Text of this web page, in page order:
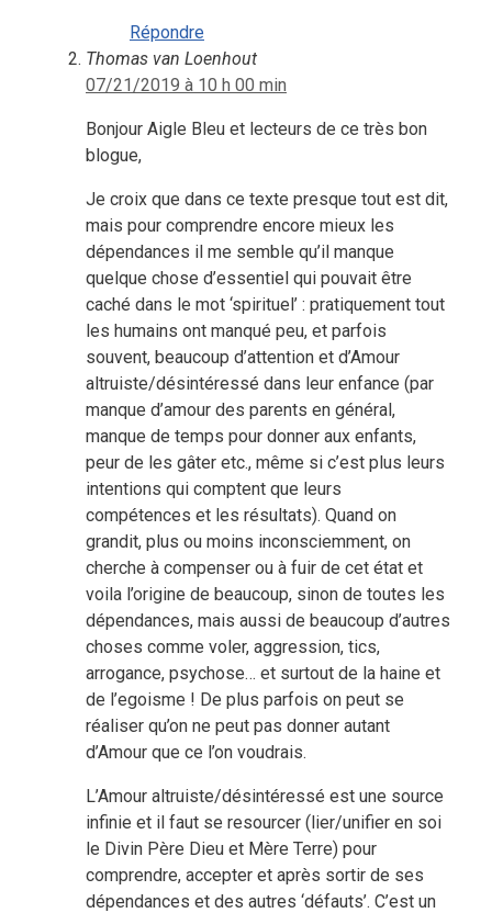
Répondre
Thomas van Loenhout
07/21/2019 à 10 h 00 min
Bonjour Aigle Bleu et lecteurs de ce très bon
blogue,
Je croix que dans ce texte presque tout est dit,
mais pour comprendre encore mieux les
dépendances il me semble qu’il manque
quelque chose d’essentiel qui pouvait être
caché dans le mot ‘spirituel’ : pratiquement tout
les humains ont manqué peu, et parfois
souvent, beaucoup d’attention et d’Amour
altruiste/désintéressé dans leur enfance (par
manque d’amour des parents en général,
manque de temps pour donner aux enfants,
peur de les gâter etc., même si c’est plus leurs
intentions qui comptent que leurs
compétences et les résultats). Quand on
grandit, plus ou moins inconsciemment, on
cherche à compenser ou à fuir de cet état et
voila l’origine de beaucoup, sinon de toutes les
dépendances, mais aussi de beaucoup d’autres
choses comme voler, aggression, tics,
arrogance, psychose… et surtout de la haine et
de l’egoisme ! De plus parfois on peut se
réaliser qu’on ne peut pas donner autant
d’Amour que ce l’on voudrais.
L’Amour altruiste/désintéressé est une source
infinie et il faut se resourcer (lier/unifier en soi
le Divin Père Dieu et Mère Terre) pour
comprendre, accepter et après sortir de ses
dépendances et des autres ‘défauts’. C’est un